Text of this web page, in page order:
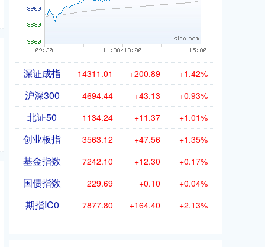
深证成指 14311.01 +200.89 +1.42%
沪深300 4694.44 +43.13 +0.93%
北证50 1134.24 +11.37 +1.01%
创业板指 3563.12 +47.56 +1.35%
基金指数 7242.10 +12.30 +0.17%
国债指数 229.69 +0.10 +0.04%
期指IC0 7877.80 +164.40 +2.13%